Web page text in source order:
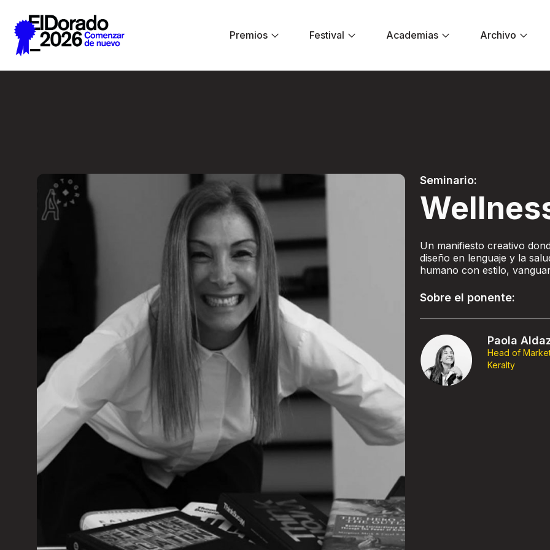
Premios
Festival Academias Archivo
Seminario:
Un manifiesto creativo
diseño en lenguaje y la
humano con estilo,
Sobre el ponente:
Paola
Head of
Keralty